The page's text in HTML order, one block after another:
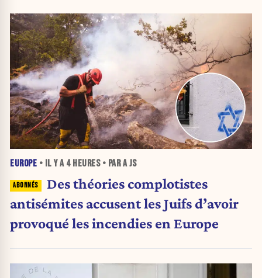
EUROPE • IL Y A 4 HEURES• PAR A JS
Des théories complotistes
antisémites accusent les Juifs d’avoir
provoqué les incendies en Europe